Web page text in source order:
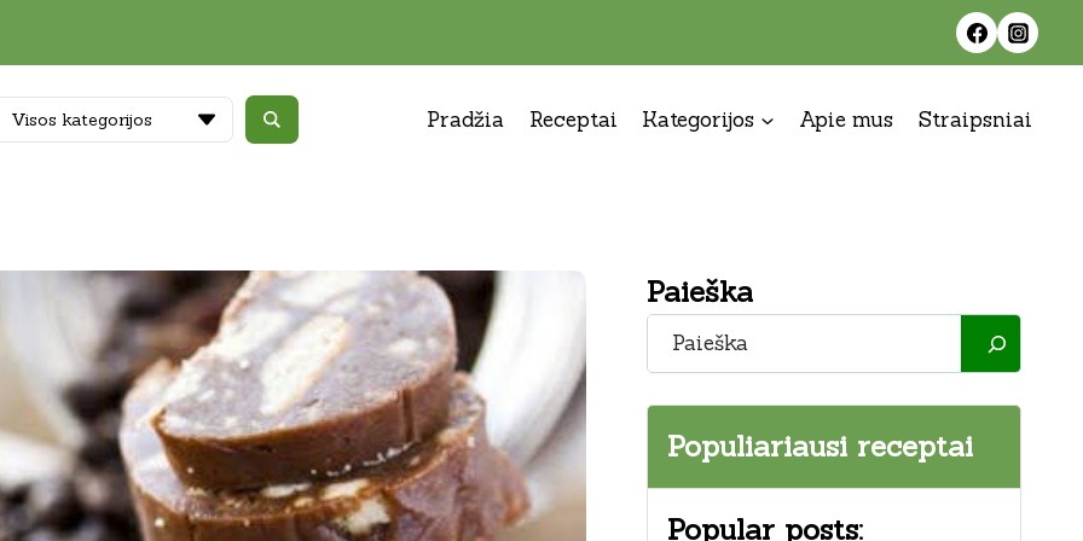
Visos kategorijos Pradžia Receptai Kategorijos Apie mus Straipsniai
Paieška
Paieška
Populiariausi receptai
Popular posts: